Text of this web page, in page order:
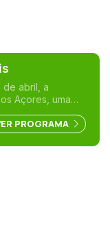
de abril, a
Açores, uma
governo,
o núcleo
PROGRAMA